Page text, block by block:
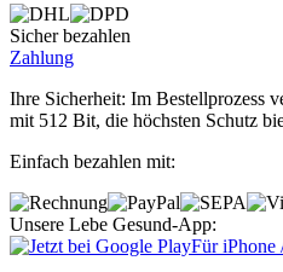
Sicher bezahlen
Zahlung
Ihre Sicherheit: Im Bestellprozess
mit 512 Bit, die höchsten Schutz
Einfach bezahlen mit:
Unsere Lebe Gesund-App:
Für iPhone